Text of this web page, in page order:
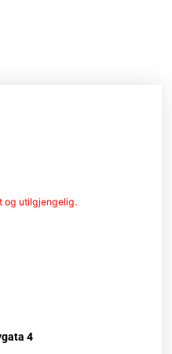
og utilgjengelig.
4